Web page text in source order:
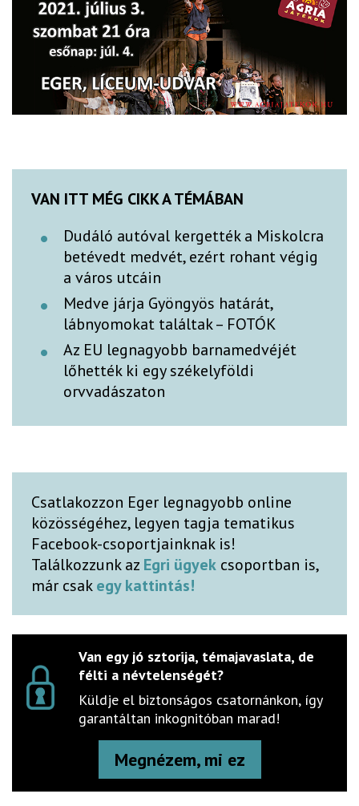
VAN ITT MÉG CIKK A TÉMÁBAN
Dudáló autóval kergették a Miskolcra
betévedt medvét, ezért rohant végig
a város utcáin
Medve járja Gyöngyös határát,
lábnyomokat találtak – FOTÓK
Az EU legnagyobb barnamedvéjét
lőhették ki egy székelyföldi
orvvadászaton
Csatlakozzon Eger legnagyobb online
közösségéhez, legyen tagja tematikus
Facebook-csoportjainknak is!
Találkozzunk az Egri ügyek csoportban is,
már csakegy kattintás!
Van egy jó sztorija, témajavaslata, de
félti a névtelenségét?
Küldje el biztonságos csatornánkon, így
garantáltan inkognitóban marad!
Megnézem, mi ez